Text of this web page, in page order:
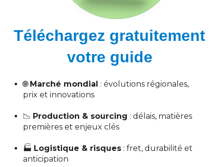
Téléchargez gratuitement
votre guide
🌐Marché mondial : évolutions régionales,
prix et innovations
📉 Production & sourcing : délais, matières
premières et enjeux clés
🏭 Logistique & risques : fret, durabilité et
anticipation